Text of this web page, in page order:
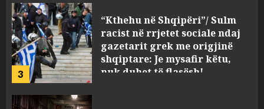
3
“Kthehu në Shqipëri”/ Sulm
racist në rrjetet sociale ndaj
gazetarit grek me origjinë
shqiptare: Je mysafir këtu,
nuk duhet të flasësh!